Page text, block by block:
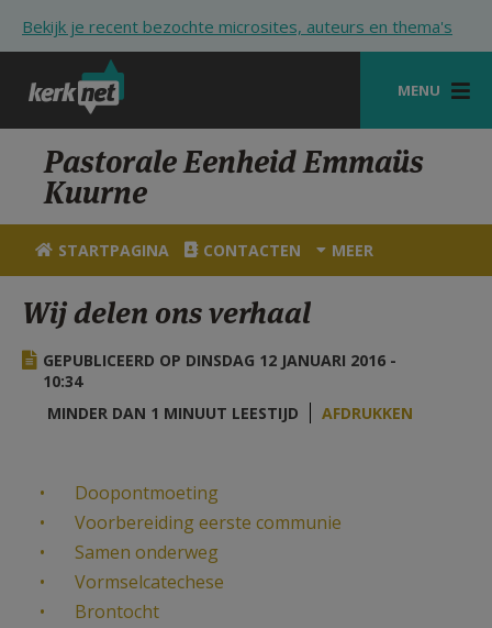
Bekijk je recent bezochte microsites, auteurs en thema's
MENU
STARTPAGINA
KERK
VIERINGEN
HULP
STARTPAGINA PORTAAL
AANMELDEN OF REGISTREREN
Pastorale Eenheid Emmaüs
Kuurne
STARTPAGINA CONTACTEN MEER
Wij delen ons verhaal
GEPUBLICEERD OP DINSDAG 12 JANUARI 2016 -
10:34
MINDER DAN 1 MINUUT LEESTIJD
AFDRUKKEN
Doopontmoeting
Voorbereiding eerste communie
Samen onderweg
Vormselcatechese
Brontocht